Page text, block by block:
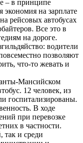
– в принципе
на зарплате
рейсовых автобусах
Все это в
на дороге.
водители
позволяют
что-то жевать и
Мансийском
12 человек, из
госпитализированы.
В ходе
при перевозке
в частности.
так и среди